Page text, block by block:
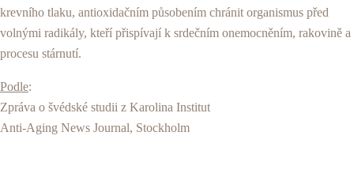
krevního tlaku, antioxidačním působením chránit organismus před
volnými radikály, kteří přispívají k srdečním onemocněním, rakovině a
procesu stárnutí.
Podle:
Zpráva o švédské studii z Karolina Institut
Anti-Aging News Journal, Stockholm